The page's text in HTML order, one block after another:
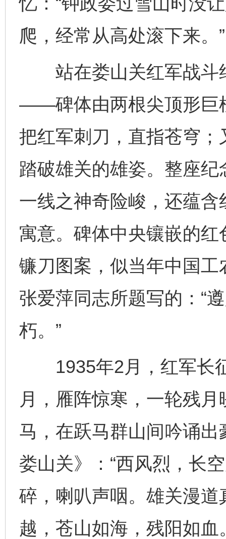
爬，经常从高处滚下来。”
站在娄山关红军战斗
——碑体由两根尖顶形巨
把红军刺刀，直指苍穹
踏破雄关的雄姿。整座
一线之神奇险峻，还蕴含
寓意。碑体中央镶嵌的
镰刀图案，似当年中国
张爱萍同志所题写的：“
朽。”
1935年2月，红军长
月，雁阵惊寒，一轮残
马，在跃马群山间吟诵出
娄山关》：“西风烈，长
碎，喇叭声咽。雄关漫
越，苍山如海，残阳如血